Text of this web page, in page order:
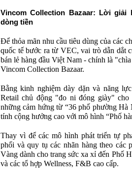
Vincom Collection Bazaar: Lời
dòng tiền
Để thỏa mãn nhu cầu tiêu dùng của các
quốc tế bước ra từ VEC, vai trò dẫn dắt
bán lẻ hàng đầu Việt Nam - chính là
Vincom Collection Bazaar.
Bằng kinh nghiệm dày dặn và năng
Retail chủ động "đo ni đóng giày"
những cảm hứng từ “36 phố phường
tính cộng hưởng cao với mô hình “Phố
Thay vì để các mô hình phát triển tự
phối và quy tụ các nhãn hàng theo các
Vàng dành cho trang sức xa xỉ đến Phố
và các tổ hợp Wellness, F&B cao cấp.